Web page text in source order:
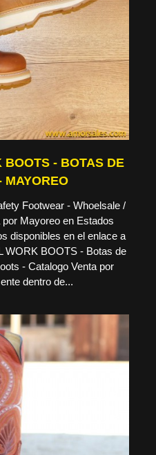
- BOTAS DE
MAYOREO
Footwear - Whoelsale /
Mayoreo en Estados
disponibles en el enlace a
WORK BOOTS - Botas de
- Catalogo Venta por
dentro de...